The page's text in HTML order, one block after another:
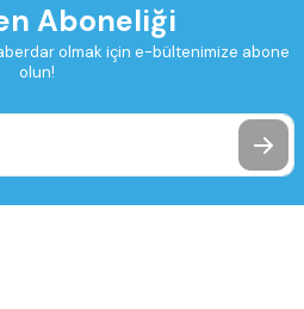
Aboneliği
olmak için e-bültenimize abone
olun!